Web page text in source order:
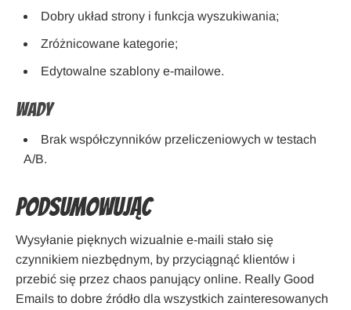
Dobry układ strony i funkcja wyszukiwania;
Zróżnicowane kategorie;
Edytowalne szablony e-mailowe.
Wady
Brak współczynników przeliczeniowych w testach
A/B.
Podsumowując
Wysyłanie pięknych wizualnie e-maili stało się
czynnikiem niezbędnym, by przyciągnąć klientów i
przebić się przez chaos panujący online. Really Good
Emails to dobre źródło dla wszystkich zainteresowanych